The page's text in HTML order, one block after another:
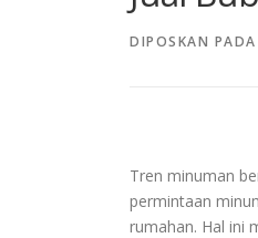
DIPOSKAN PADA
Tren minuman
permintaan
rumahan. Hal ini